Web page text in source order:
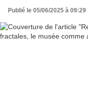
Publié le 05/06/2025 à 09:29